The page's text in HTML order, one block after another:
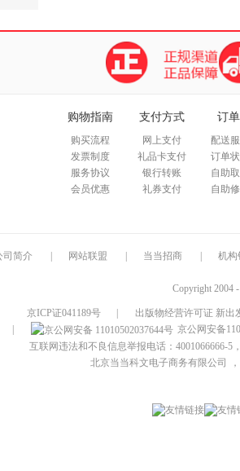
购物指南
购买流程
发票制度
服务协议
会员优惠
支付方式
网上支付
礼品卡支付
银行转账
礼券支付
订
配送
订单
自助
自助
司简介 网站联盟 当当招商 机构
Copyright 2004
京ICP证041189号
出版物经营许可证 新出
京公网安备
互联网违法和不良信息举报电话：4001066666-5
北京当当科文电子商务有限公司